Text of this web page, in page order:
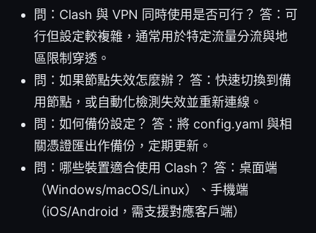
問：Clash 與 VPN 同時使用是否可行？ 答：可
行但設定較複雜，通常用於特定流量分流與地
區限制穿透。
問：如果節點失效怎麼辦？ 答：快速切換到備
用節點，或自動化檢測失效並重新連線。
問：如何備份設定？ 答：將 config.yaml 與相
關憑證匯出作備份，定期更新。
問：哪些裝置適合使用 Clash？ 答：桌面端
（Windows/macOS/Linux）、手機端
（iOS/Android，需支援對應客戶端）